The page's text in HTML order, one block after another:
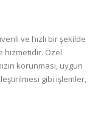
ve hızlı bir şekilde
hizmetidir. Özel
korunması, uygun
gibi işlemler,